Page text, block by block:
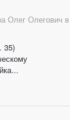
Олег Олегович в
35)